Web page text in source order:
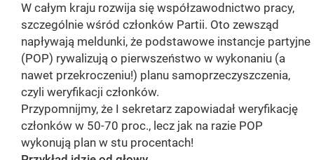
W całym kraju rozwija się współzawodnictwo pracy,
szczególnie wśród członków Partii. Oto zewsząd
napływają meldunki, że podstawowe instancje partyjne
(POP) rywalizują o pierwszeństwo w wykonaniu (a
nawet przekroczeniu!) planu samoprzeczyszczenia,
czyli weryfikacji członków.
Przypomnijmy, że I sekretarz zapowiadał weryfikację
członków w 50-70 proc., lecz jak na razie POP
wykonują plan w stu procentach!